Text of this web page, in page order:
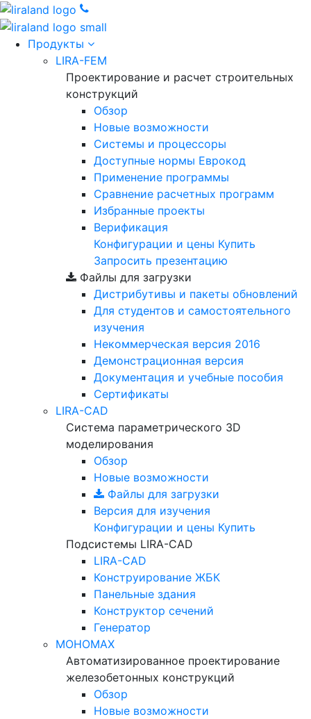
Продукты
LIRA-FEM
Проектирование и расчет строительных
конструкций
Обзор
Новые возможности
Cистемы и процессоры
Доступные нормы Еврокод
Применение программы
Сравнение расчетных программ
Избранные проекты
Верификация
Конфигурации и цены Купить
Запросить презентацию
Файлы для загрузки
Дистрибутивы и пакеты обновлений
Для студентов и самостоятельного
изучения
Некоммерческая версия 2016
Демонстрационная версия
Документация и учебные пособия
Сертификаты
LIRA-CAD
Система параметрического 3D
моделирования
Обзор
Новые возможности
Файлы для загрузки
Версия для изучения
Конфигурации и цены Купить
Подсистемы LIRA-CAD
LIRA-CAD
Конструирование ЖБК
Панельные здания
Конструктор сечений
Генератор
МОНОМАХ
Автоматизированное проектирование
железобетонных конструкций
Обзор
Новые возможности